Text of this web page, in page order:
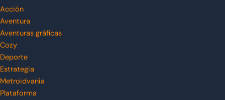
Acción
Aventura
Aventuras gráficas
Cozy
Deporte
Estrategia
Metroidvania
Plataforma